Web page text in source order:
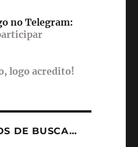
no Telegram:
logo acredito!
DE BUSCA…